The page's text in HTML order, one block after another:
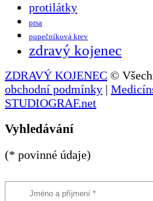
protilátky
prsa
pupečníková krev
zdravý kojenec
ZDRAVÝ KOJENEC ©
obchodní podmínky |
STUDIOGRAF.net
Vyhledávání
(* povinné údaje)